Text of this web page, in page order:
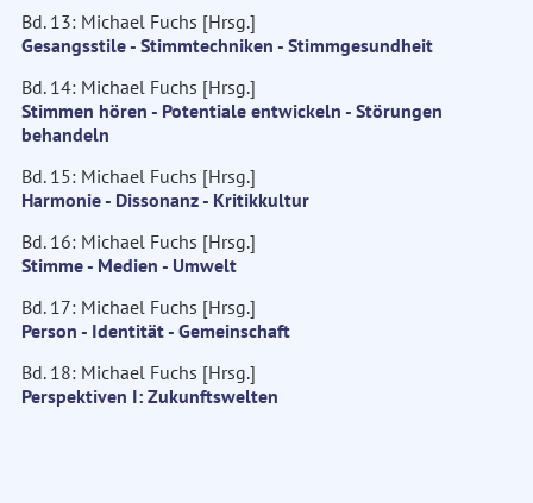
Bd. 13: Michael Fuchs [Hrsg.]
Gesangsstile - Stimmtechniken - Stimmgesundheit
Bd. 14: Michael Fuchs [Hrsg.]
Stimmen hören - Potentiale entwickeln - Störungen
behandeln
Bd. 15: Michael Fuchs [Hrsg.]
Harmonie - Dissonanz - Kritikkultur
Bd. 16: Michael Fuchs [Hrsg.]
Stimme - Medien - Umwelt
Bd. 17: Michael Fuchs [Hrsg.]
Person - Identität - Gemeinschaft
Bd. 18: Michael Fuchs [Hrsg.]
Perspektiven I: Zukunftswelten